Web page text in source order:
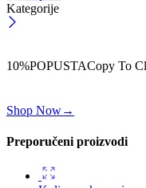
Kategorije
10%POPUSTACopy To
Shop Now→
Preporučeni proizvodi